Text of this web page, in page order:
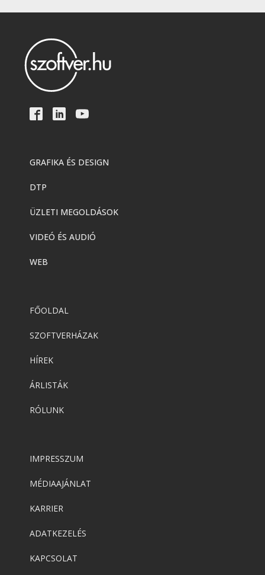
GRAFIKA ÉS DESIGN
DTP
ÜZLETI MEGOLDÁSOK
VIDEÓ ÉS AUDIÓ
WEB
FŐOLDAL
SZOFTVERHÁZAK
HÍREK
ÁRLISTÁK
RÓLUNK
IMPRESSZUM
MÉDIAAJÁNLAT
KARRIER
ADATKEZELÉS
KAPCSOLAT